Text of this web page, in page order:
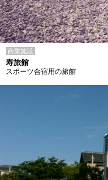
商業施設
寿旅館
スポーツ合宿用の旅館